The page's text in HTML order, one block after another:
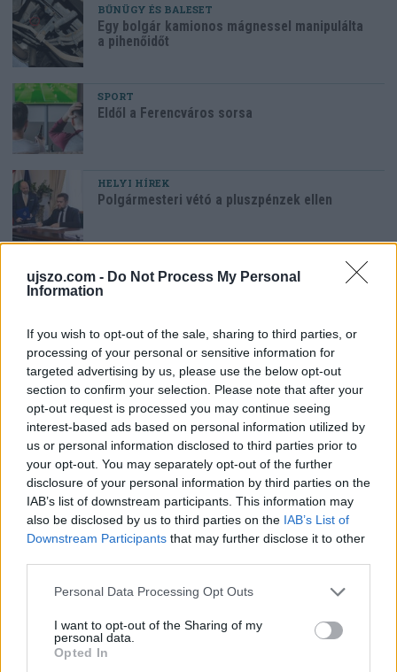
ujszo.com - Do Not Process My Personal
Information
If you wish to opt-out of the sale, sharing to third parties, or
processing of your personal or sensitive information for
targeted advertising by us, please use the below opt-out
section to confirm your selection. Please note that after your
opt-out request is processed you may continue seeing
interest-based ads based on personal information utilized by
us or personal information disclosed to third parties prior to
your opt-out. You may separately opt-out of the further
disclosure of your personal information by third parties on the
IAB’s list of downstream participants. This information may
also be disclosed by us to third parties on the IAB’s List of
Downstream Participants that may further disclose it to other
Please note that this website/app uses one or more Google
not limited to your visit or usage behaviour. You may click to
grant or deny consent to Google and its third-party tags to
use your data for below specified purposes in below Google
Personal Data Processing Opt Outs
I want to opt-out of the Sharing of my
personal data.
Opted In
BŰNÜGY ÉS BALESET
Egy bolgár kamionos mágnessel manipulálta
a pihenőidőt
SPORT
Eldől a Ferencváros sorsa
HELYI HÍREK
Polgármesteri vétó a pluszpénzek ellen
HAZA ÉS NAGYVILÁG
Megszerezhető az autópálya mellett kivágott
fa
Az oroszlánt egy régi ismerőse keresheti
meg váratlanul
LEGFRISSEBB GALÉRIÁK